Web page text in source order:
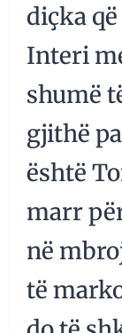
diçka
Interi
shumë
gjithë
është
marr
në
të